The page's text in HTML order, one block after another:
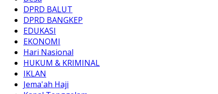
DPRD BALUT
DPRD BANGKEP
EDUKASI
EKONOMI
Hari Nasional
HUKUM & KRIMINAL
IKLAN
Jema'ah Haji